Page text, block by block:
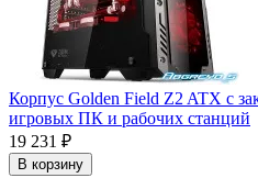
Корпус Golden Field Z2 ATX с
игровых ПК и рабочих станций
19 231 ₽
В корзину